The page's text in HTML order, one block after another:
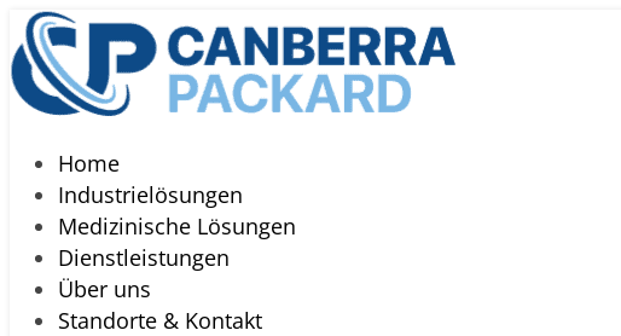
Home
Industrielösungen
Medizinische Lösungen
Dienstleistungen
Über uns
Standorte & Kontakt